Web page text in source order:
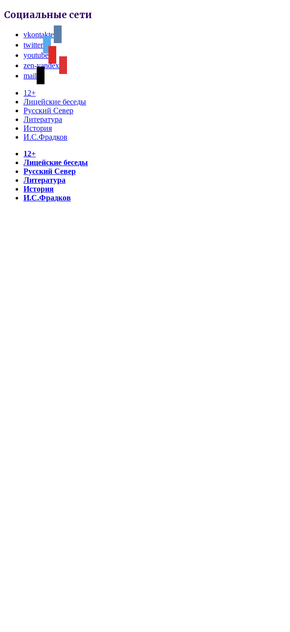
Социальные сети
vkontakte
twitter
youtube
zen-yandex
mail
12+
Лицейские беседы
Русский Север
Литература
История
И.С.Фрадков
12+
Лицейские беседы
Русский Север
Литература
История
И.С.Фрадков